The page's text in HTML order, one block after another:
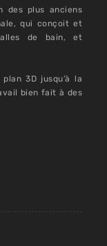
des plus anciens
qui conçoit et
de bain, et
3D jusqu’à la
bien fait à des